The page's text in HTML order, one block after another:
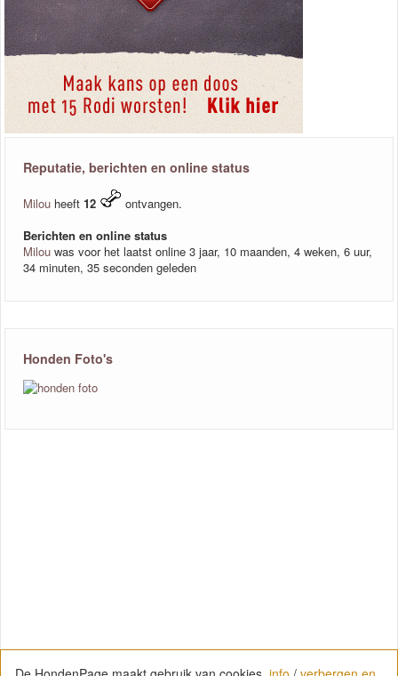
Reputatie, berichten en online status
Milou heeft 12
ontvangen.
Berichten en online status
Milou was voor het laatst online 3 jaar, 10 maanden, 4 weken, 6 uur,
34 minuten, 35 seconden geleden
Honden Foto's